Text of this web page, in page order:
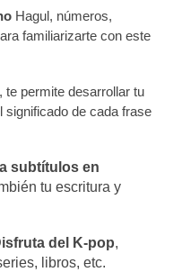
Hagul, números,
familiarizarte con este
, te permite desarrollar tu
de cada frase
subtítulos en
tu escritura y
del K-pop,
libros, etc.